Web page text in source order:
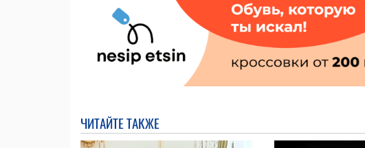
ЧИТАЙТЕ ТАКЖЕ